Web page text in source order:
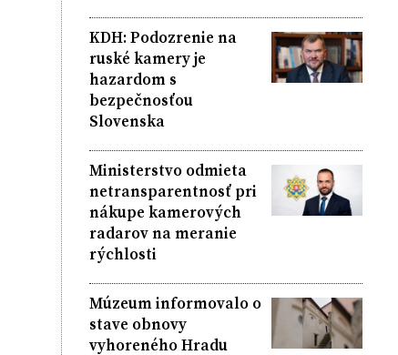
KDH: Podozrenie na
ruské kamery je
hazardom s
bezpečnosťou
Slovenska
Ministerstvo odmieta
netransparentnosť pri
nákupe kamerových
radarov na meranie
rýchlosti
Múzeum informovalo o
stave obnovy
vyhoreného Hradu